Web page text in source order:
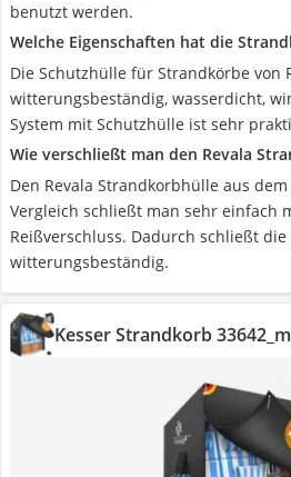
benutzt werden.
Welche Eigenschaften hat die
Die Schutzhülle für Strandkörbe von
witterungsbeständig, wasserdicht,
System mit Schutzhülle ist sehr
Wie verschließt man den Revala
Den Revala Strandkorbhülle aus
Vergleich schließt man sehr einfach
Reißverschluss. Dadurch schließt
witterungsbeständig.
Kesser Strandkorb